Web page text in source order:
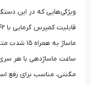
ویژگی‌هایی که در این دستگاه
ساعت ماساژدهی با هر سری
مگنتی، مناسب برای رفع